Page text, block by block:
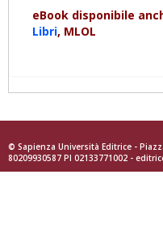
eBook disponibile
Libri, MLOL
© Sapienza Università Editrice -
80209930587 PI 02133771002 -